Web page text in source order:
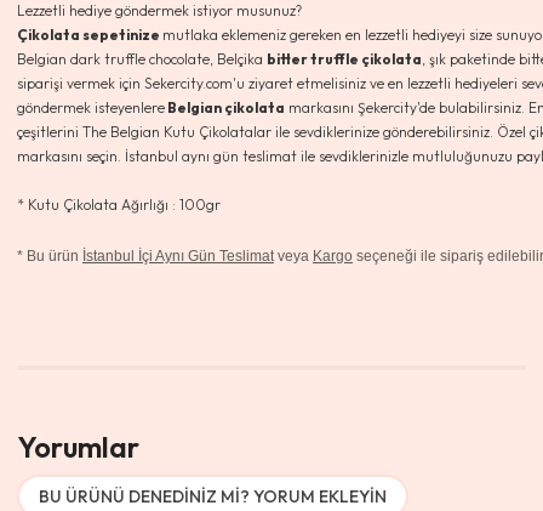
Lezzetli hediye göndermek istiyor musunuz?
Çikolata sepetinize mutlaka eklemeniz gereken en lezzetli hediyeyi size
Belgian dark truffle chocolate, Belçika bitter truffle çikolata, şık paketinde
siparişi vermek için Sekercity.com'u ziyaret etmelisiniz ve en lezzetli hediyeleri
göndermek isteyenlere Belgian çikolata markasını Şekercity'de bulabilirsiniz.
çeşitlerini The Belgian Kutu Çikolatalar ile sevdiklerinize gönderebilirsiniz. Özel
markasını seçin. İstanbul aynı gün teslimat ile sevdiklerinizle mutluluğunuzu
* Kutu Çikolata Ağırlığı : 100gr
* Bu ürün İstanbul İçi Aynı Gün Teslimatveya Kargo seçeneği ile sipariş
Yorumlar
BU ÜRÜNÜ DENEDINIZ MI? YORUM EKLEYIN